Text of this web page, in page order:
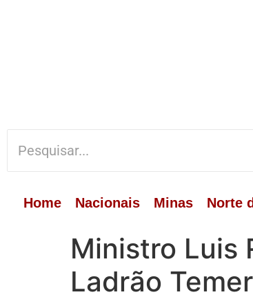
Home Nacionais Minas Norte
Ministro Luis
Ladrão Temer